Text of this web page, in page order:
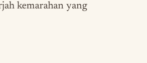
kemarahan yang